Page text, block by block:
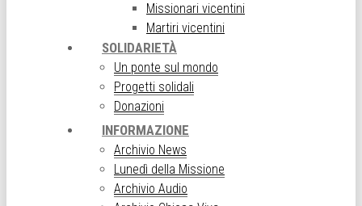
Missionari vicentini
Martiri vicentini
SOLIDARIETÀ
Un ponte sul mondo
Progetti solidali
Donazioni
INFORMAZIONE
Archivio News
Lunedì della Missione
Archivio Audio